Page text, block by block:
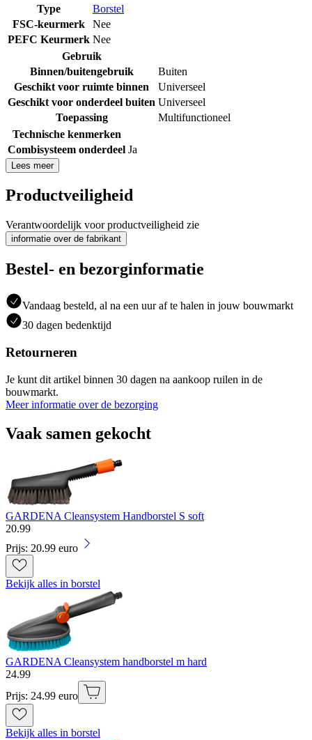
Type
Borstel
FSC-keurmerk
Nee
PEFC Keurmerk Nee
Gebruik
Binnen/buitengebruik
Buiten
Geschikt voor ruimte binnen
Universeel
Geschikt voor onderdeel buiten Universeel
Toepassing
Multifunctioneel
Technische kenmerken
Combisysteem onderdeel Ja
Lees meer
Productveiligheid
Verantwoordelijk voor productveiligheid zie
informatie over de fabrikant
Bestel- en bezorginformatie
Vandaag besteld, al na een uur af te halen in jouw bouwmarkt
30 dagen bedenktijd
Retourneren
Je kunt dit artikel binnen 30 dagen na aankoop ruilen in de
bouwmarkt.
Meer informatie over de bezorging
Vaak samen gekocht
GARDENA Cleansystem Handborstel S soft
20.99
Prijs: 20.99 euro
Bekijk alles in borstel
GARDENA Cleansystem handborstel m hard
24.99
Prijs: 24.99 euro
Bekijk alles in borstel